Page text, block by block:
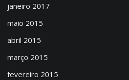
janeiro 2017
maio 2015
abril 2015
março 2015
fevereiro 2015